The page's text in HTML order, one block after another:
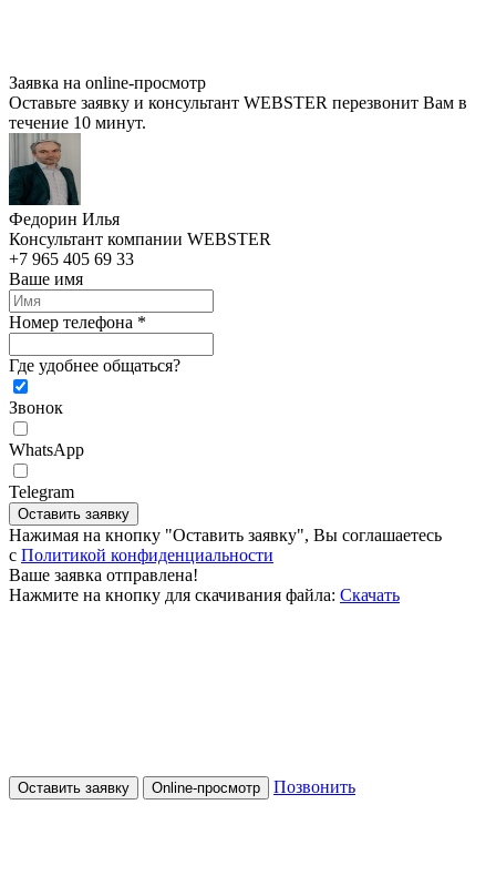
Заявка на online-просмотр
Оставьте заявку и консультант WEBSTER перезвонит Вам в
течение 10 минут.
Федорин Илья
Консультант компании WEBSTER
+7 965 405 69 33
Ваше имя
Номер телефона *
Где удобнее общаться?
Звонок
WhatsApp
Telegram
Оставить заявку
Нажимая на кнопку "Оставить заявку", Вы соглашаетесь
c Политикой конфиденциальности
Ваше заявка отправлена!
Нажмите на кнопку для скачивания файла: Скачать
Оставить заявку Online-просмотр Позвонить